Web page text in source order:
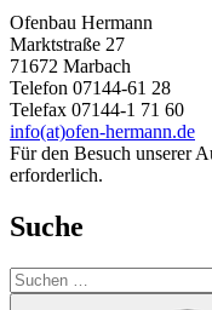
Ofenbau Hermann
Marktstraße 27
71672 Marbach
Telefon 07144-61 28
Telefax 07144-1 71 60
info(at)ofen-hermann.de
Für den Besuch unserer
erforderlich.
Suche
Suche
nach: